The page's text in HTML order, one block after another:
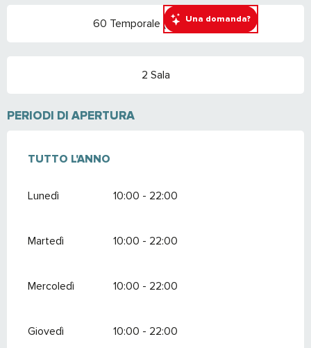
Una domanda?
60 Temporale (s) Terrazza
2 Sala
PERIODI DI APERTURA
TUTTO L'ANNO
TUTTO L'ANNO
Lunedì 10:00 - 22:00
Martedì 10:00 - 22:00
Mercoledì 10:00 - 22:00
Giovedì 10:00 - 22:00